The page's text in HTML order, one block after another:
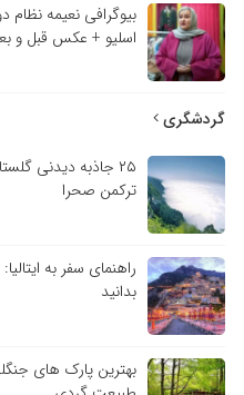
بیوگرافی نعیمه
اسلیو + عکس قبل و
گردشگری
۲۵ جاذبه دیدنی
ترکمن صحرا
راهنمای سفر به
بدانید
بهترین پارک های